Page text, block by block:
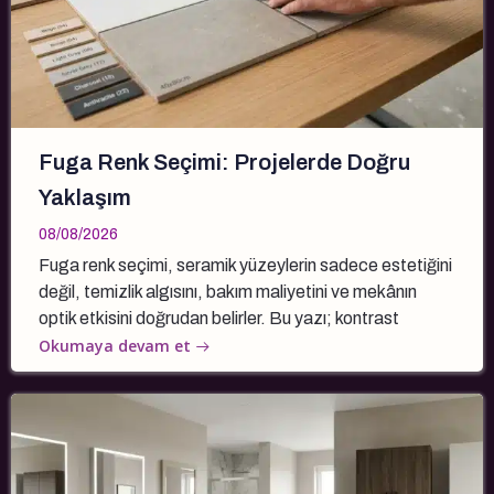
Fuga Renk Seçimi: Projelerde Doğru
Yaklaşım
08/08/2026
Fuga renk seçimi, seramik yüzeylerin sadece estetiğini
değil, temizlik algısını, bakım maliyetini ve mekânın
optik etkisini doğrudan belirler. Bu yazı; kontrast
Okumaya devam et